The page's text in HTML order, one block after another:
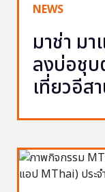
NEWS
มาช่า ม
ลงบ่อชุ
เที่ยวอีส